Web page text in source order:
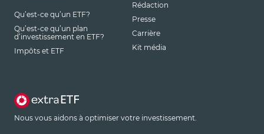
Qu’est-ce qu’un ETF?
Qu’est-ce qu’un plan
d’investissement en ETF?
Impôts et ETF
Rédaction
Presse
Carrière
Kit média
Nous vous aidons à optimiser votre investissement.